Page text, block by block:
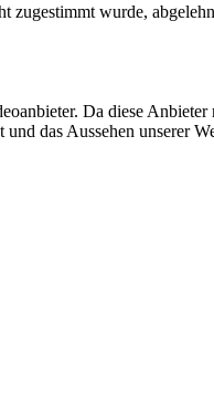
wurde,
Da diese
das Aussehen unserer